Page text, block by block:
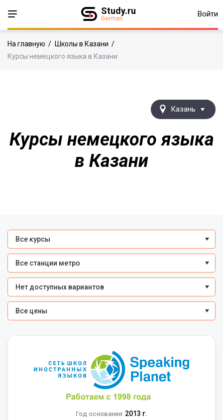
Study.ru
German Войти
На главную / Школы в Казани /
Курсы немецкого языка в Казани
Курсы немецкого языка
в Казани
Казань
Все курсы
Все станции метро
Нет доступных вариантов
Все цены
Год основания: 2013 г.